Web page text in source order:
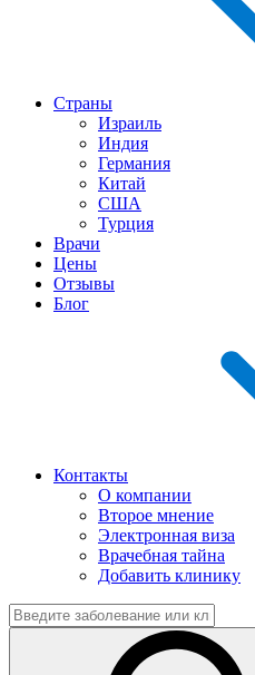
Страны
Израиль
Индия
Германия
Китай
США
Турция
Врачи
Цены
Отзывы
Блог
Контакты
О компании
Второе мнение
Электронная виза
Врачебная тайна
Добавить клинику